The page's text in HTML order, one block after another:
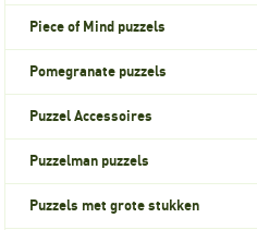
Piece of Mind puzzels
Pomegranate puzzels
Puzzel Accessoires
Puzzelman puzzels
Puzzels met grote stukken